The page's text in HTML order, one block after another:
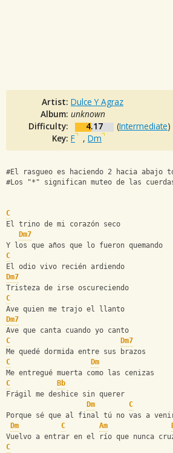
Artist: Dulce Y Agraz
Album: unknown
Difficulty:
4.17 (Intermediate)
Key: F , Dm
#El rasgueo es haciendo 2 hacia abajo
#Los "*" significan muteo de las
C
El trino de mi corazón seco
Dm7
Y los que años que lo fueron quemando
C
El odio vivo recién ardiendo
Dm7
Tristeza de irse oscureciendo
C
Ave quien me trajo el llanto
Dm7
Ave que canta cuando yo canto
C
Dm7
Me quedé dormida entre sus brazos
C
Dm
Me entregué muerta como las cenizas
C
Bb
Frágil me deshice sin querer
Dm
C
Porque sé que al final tú no vas a venir
Dm
C Am
Vuelvo a entrar en el río que nunca
C